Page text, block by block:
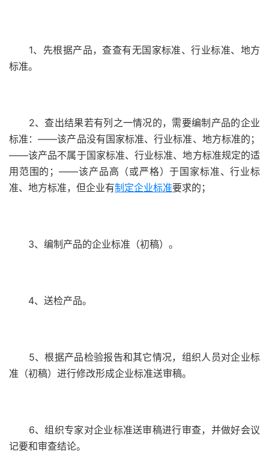
1、先根据产品，查查有无国家标准、行业标准、地方
标准。
2、查出结果若有列之一情况的，需要编制产品的企业
标准：——该产品没有国家标准、行业标准、地方标准的；
——该产品不属于国家标准、行业标准、地方标准规定的适
用范围的；——该产品高（或严格）于国家标准、行业标
准、地方标准，但企业有制定企业标准要求的；
3、编制产品的企业标准（初稿）。
4、送检产品。
5、根据产品检验报告和其它情况，组织人员对企业标
准（初稿）进行修改形成企业标准送审稿。
6、组织专家对企业标准送审稿进行审查，并做好会议
记要和审查结论。